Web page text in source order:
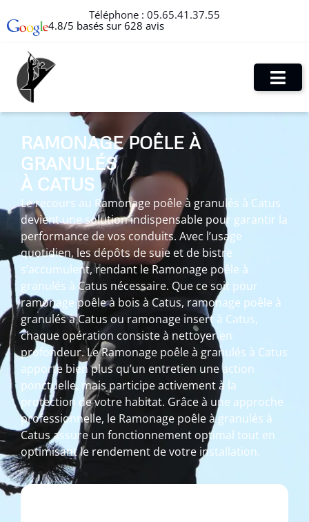
Téléphone : 05.65.41.37.55
4.8/5 basés sur 628 avis
RAMONAGE POÊLE À
GRANULÉS
À CATUS
Le recours au Ramonage poêle à granulés à Catus
devient une solution indispensable pour garantir la
performance de vos conduits. Avec l’usage
quotidien, les dépôts de suie et de bistre
s’accumulent, rendant le Ramonage poêle à
granulés à Catus nécessaire. Que ce soit pour
ramonage poêle à bois à Catus, ramonage poêle à
granulés à Catus ou ramonage insert à Catus,
chaque opération consiste à nettoyer en
profondeur. Le Ramonage poêle à granulés à Catus
apporte bien plus qu’un entretien une action
ponctuelle, mais participe activement à la
protection de votre habitat. Grâce à une approche
professionnelle, le Ramonage poêle à granulés à
Catus assure un fonctionnement optimal tout en
optimisant le rendement de votre installation.